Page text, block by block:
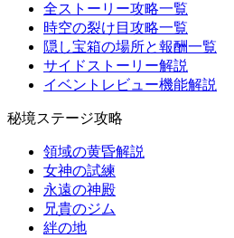
全ストーリー攻略一覧
時空の裂け目攻略一覧
隠し宝箱の場所と報酬一覧
サイドストーリー解説
イベントレビュー機能解説
秘境ステージ攻略
領域の黄昏解説
女神の試練
永遠の神殿
兄貴のジム
絆の地